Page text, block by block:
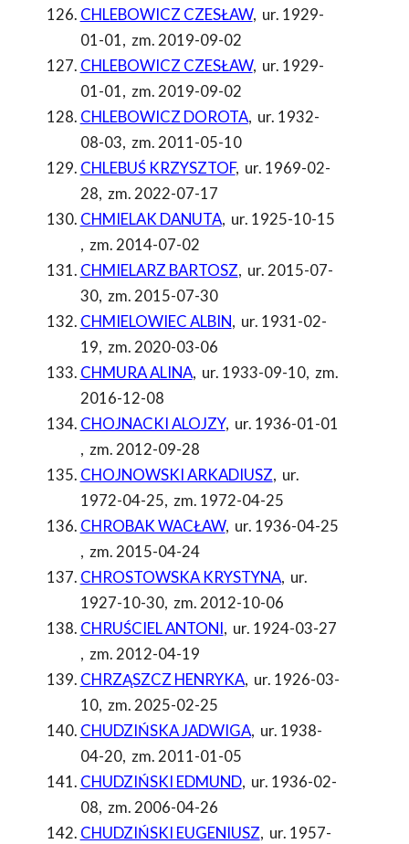
CHLEBOWICZ CZESŁAW, ur. 1929-
01-01, zm. 2019-09-02
CHLEBOWICZ CZESŁAW, ur. 1929-
01-01, zm. 2019-09-02
CHLEBOWICZ DOROTA, ur. 1932-
08-03, zm. 2011-05-10
CHLEBUŚ KRZYSZTOF, ur. 1969-02-
28, zm. 2022-07-17
CHMIELAK DANUTA, ur. 1925-10-15
, zm. 2014-07-02
CHMIELARZ BARTOSZ, ur. 2015-07-
30, zm. 2015-07-30
CHMIELOWIEC ALBIN, ur. 1931-02-
19, zm. 2020-03-06
CHMURA ALINA, ur. 1933-09-10, zm.
2016-12-08
CHOJNACKI ALOJZY, ur. 1936-01-01
, zm. 2012-09-28
CHOJNOWSKI ARKADIUSZ, ur.
1972-04-25, zm. 1972-04-25
CHROBAK WACŁAW, ur. 1936-04-25
, zm. 2015-04-24
CHROSTOWSKA KRYSTYNA, ur.
1927-10-30, zm. 2012-10-06
CHRUŚCIEL ANTONI, ur. 1924-03-27
, zm. 2012-04-19
CHRZĄSZCZ HENRYKA, ur. 1926-03-
10, zm. 2025-02-25
CHUDZIŃSKA JADWIGA, ur. 1938-
04-20, zm. 2011-01-05
CHUDZIŃSKI EDMUND, ur. 1936-02-
08, zm. 2006-04-26
CHUDZIŃSKI EUGENIUSZ, ur. 1957-